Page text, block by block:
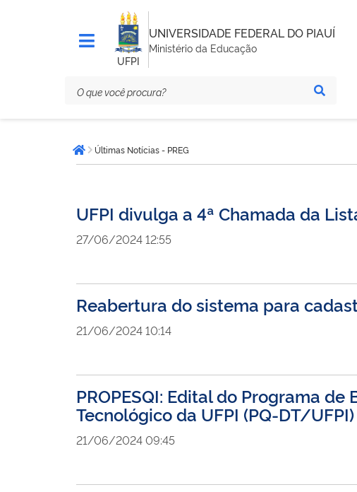
UFPI
UNIVERSIDADE FEDERAL DO PIAUÍ
Ministério da Educação
está
aqui:Página inicial
Últimas Notícias - PREG
UFPI divulga a 4ª Chamada da
27/06/2024 12:55
Reabertura do sistema para
21/06/2024 10:14
PROPESQI: Edital do Programa
Tecnológico da UFPI (PQ-DT/
21/06/2024 09:45